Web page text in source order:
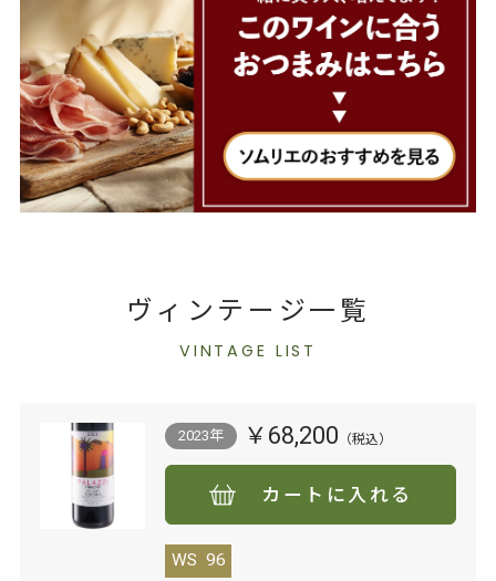
ヴィンテージ一覧
VINTAGE LIST
2023年 ￥68,200
カートに入れる
WS 96